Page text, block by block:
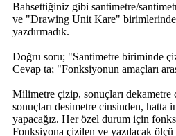
Bahsettiğiniz gibi santimetre/
ve "Drawing Unit Kare" birimlerinde
yazdırmadık.
Doğru soru; "Santimetre biriminde
Cevap ta; "Fonksiyonun amaçları
Milimetre çizip, sonuçları dekametre
sonuçları desimetre cinsinden,
yapacağız. Her özel durum için
Fonksiyona çizilen ve yazılacak